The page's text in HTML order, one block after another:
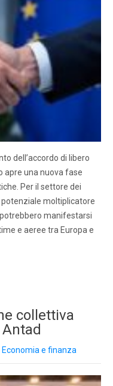
dell’accordo di libero
apre una nuova fase
Per il settore dei
moltiplicatore
manifestarsi
e aeree tra Europa e
collettiva
Economia e finanza